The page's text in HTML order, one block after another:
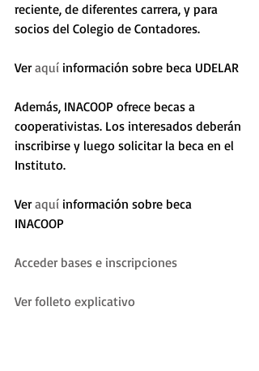
reciente, de diferentes carrera, y para
socios del Colegio de Contadores.
Ver aquí información sobre beca UDELAR
Además, INACOOP ofrece becas a
cooperativistas. Los interesados deberán
inscribirse y luego solicitar la beca en el
Instituto.
Ver aquí información sobre beca
INACOOP
Acceder bases e inscripciones
Ver folleto explicativo